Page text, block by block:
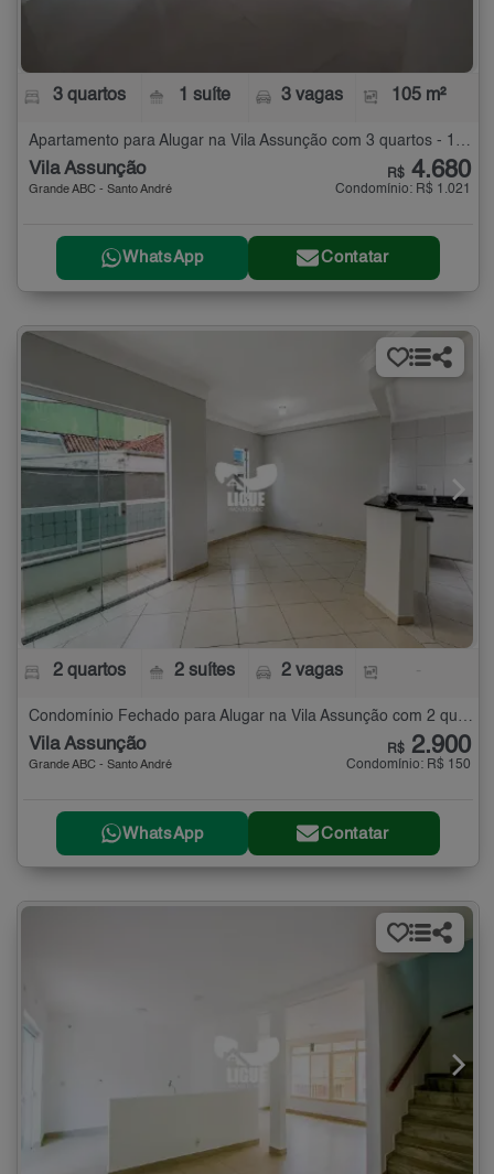
3 quartos 1 suíte 3 vagas 105 m²
Vila Assunção
Grande ABC - Santo André
R$ 4.680
Condomínio: R$ 1.021
WhatsApp Contatar
2 quartos 2 suítes 2 vagas
Condomínio Fechado para Alugar na Vila Assunção com 2 quartos
Vila Assunção
Grande ABC - Santo André
R$ 2.900
Condomínio: R$ 150
WhatsApp Contatar